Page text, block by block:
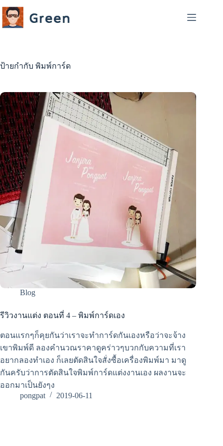
to
content
ป้ายกำกับ พิมพ์การ์ด
Blog
รีวิวงานแต่ง ตอนที่ 4 – พิมพ์การ์ดเอง
ตอนแรกๆก็คุยกันว่าเราจะทำการ์ดกันเองหรือว่าจะจ้าง
เขาพิมพ์ดี ลองคำนวณราคาดูคร่าวๆบวกกับความที่เรา
อยากลองทำเอง ก็เลยตัดสินใจสั่งซื้อเครื่องพิมพ์มา มาดู
กันครับว่าการตัดสินใจพิมพ์การ์ดแต่งงานเอง ผลงานจะ
ออกมาเป็นยังๆง
pongpat
2019-06-11